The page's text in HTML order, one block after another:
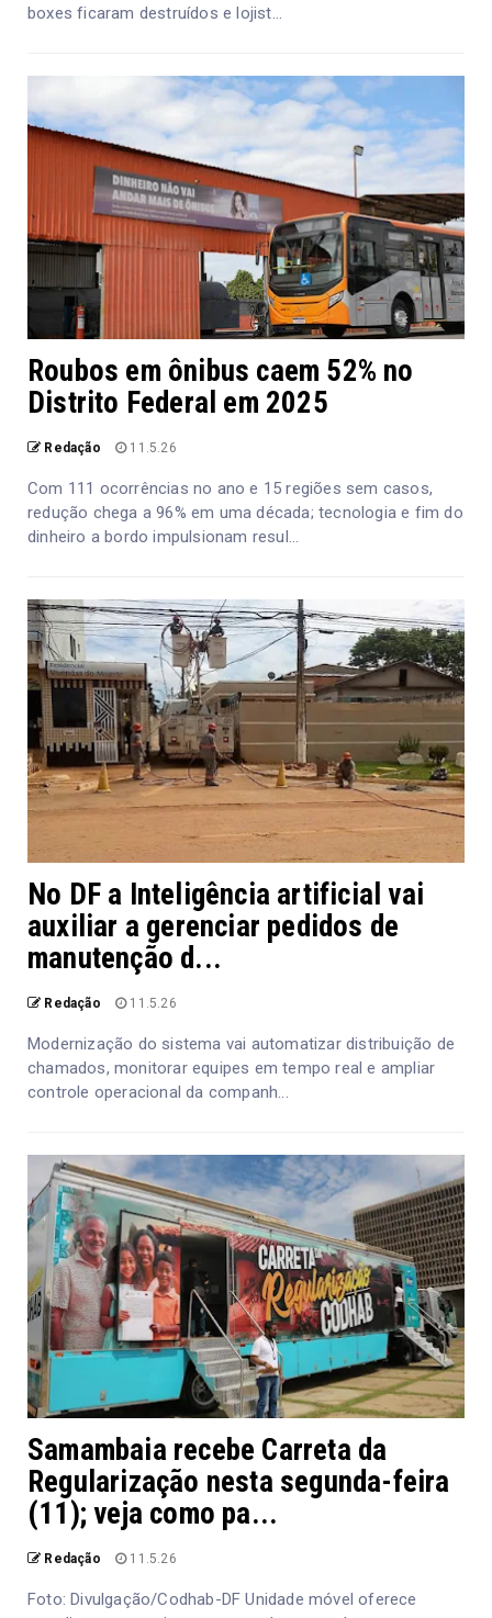
boxes ficaram destruídos e lojist...
Roubos em ônibus caem 52% no
Distrito Federal em 2025
Redação 11.5.26
Com 111 ocorrências no ano e 15 regiões sem casos,
redução chega a 96% em uma década; tecnologia e fim do
dinheiro a bordo impulsionam resul...
No DF a Inteligência artificial vai
auxiliar a gerenciar pedidos de
manutenção d...
Redação 11.5.26
Modernização do sistema vai automatizar distribuição de
chamados, monitorar equipes em tempo real e ampliar
controle operacional da companh...
Samambaia recebe Carreta da
Regularização nesta segunda-feira
(11); veja como pa...
Redação 11.5.26
Foto: Divulgação/Codhab-DF Unidade móvel oferece